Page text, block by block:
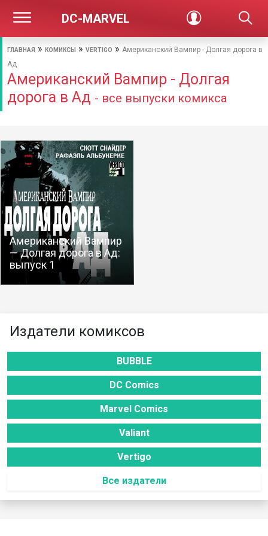
DC-MARVEL
ГЛАВНАЯ » КОМИКСЫ » VERTIGO » Американский Вампир - Долгая дорога в
Ад
Американский Вампир - Долгая
дорога в Ад - все выпуски комикса
Американский Вампир
— Долгая дорога в Ад:
выпуск 1
Издатели комиксов
BUBBLE
DC Comics
Marvel Comics
Valiant
Vertigo
Все издатели